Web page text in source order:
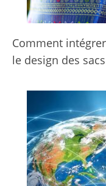
Comment
le design des